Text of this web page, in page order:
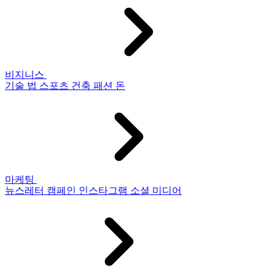
비지니스
기술 법 스포츠 건축 패션 돈
마케팅
뉴스레터 캠페인 인스타그램 소셜 미디어